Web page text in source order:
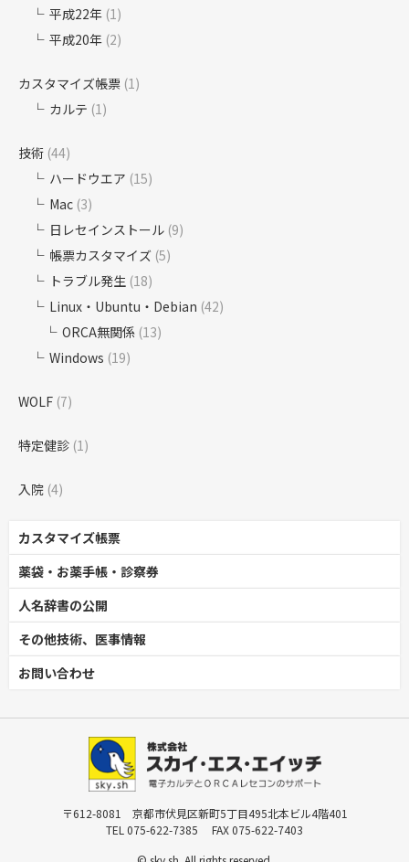
平成22年 (1)
平成20年 (2)
カスタマイズ帳票 (1)
カルテ (1)
技術 (44)
ハードウエア (15)
Mac (3)
日レセインストール (9)
帳票カスタマイズ (5)
トラブル発生 (18)
Linux・Ubuntu・Debian (42)
ORCA無関係 (13)
Windows (19)
WOLF (7)
特定健診 (1)
入院 (4)
カスタマイズ帳票
薬袋・お薬手帳・診察券
人名辞書の公開
その他技術、医事情報
お問い合わせ
〒612-8081 京都市伏見区新町5丁目495北本ビル4階401
TEL 075-622-7385 FAX 075-622-7403